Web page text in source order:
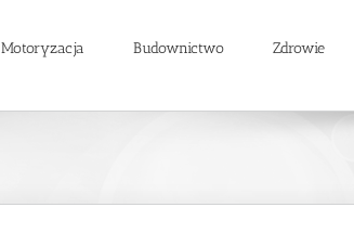
Motoryzacja Budownictwo Zdrowie